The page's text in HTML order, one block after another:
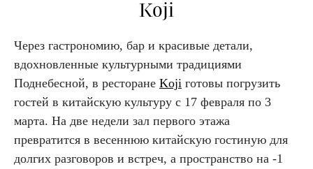
Koji
Через гастрономию, бар и красивые детали,
вдохновленные культурными традициями
Поднебесной, в ресторане Koji готовы погрузить
гостей в китайскую культуру с 17 февраля по 3
марта. На две недели зал первого этажа
превратится в весеннюю китайскую гостиную для
долгих разговоров и встреч, а пространство на -1